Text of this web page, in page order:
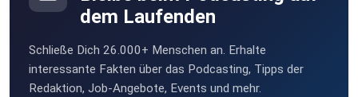
dem Laufenden
Schließe Dich 26.000+ Menschen an. Erhalte
interessante Fakten über das Podcasting, Tipps der
Redaktion, Job-Angebote, Events und mehr.